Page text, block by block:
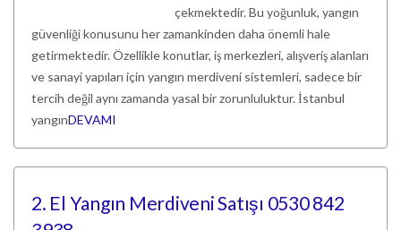
çekmektedir. Bu yoğunluk, yangın
güvenliği konusunu her zamankinden daha önemli hale
getirmektedir. Özellikle konutlar, iş merkezleri, alışveriş alanları
ve sanayi yapıları için yangın merdiveni sistemleri, sadece bir
tercih değil aynı zamanda yasal bir zorunluluktur. İstanbul
yangınDEVAMI
2. El Yangın Merdiveni Satışı 0530 842